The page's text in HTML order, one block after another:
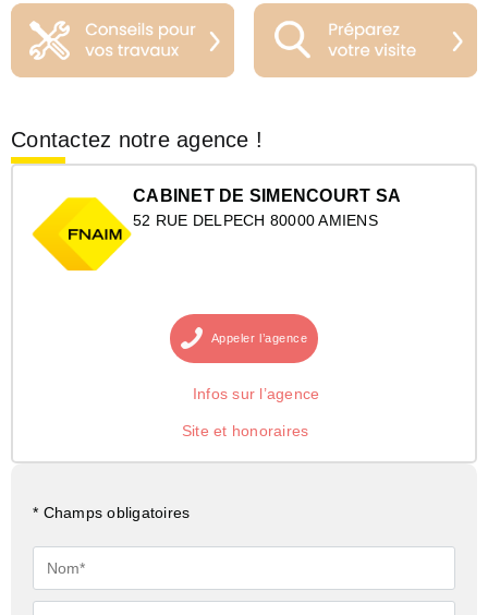
Contactez notre agence !
CABINET DE SIMENCOURT SA
52 RUE DELPECH 80000 AMIENS
Appeler l’agence
Infos sur l’agence
Site et honoraires
* Champs obligatoires
Nom*